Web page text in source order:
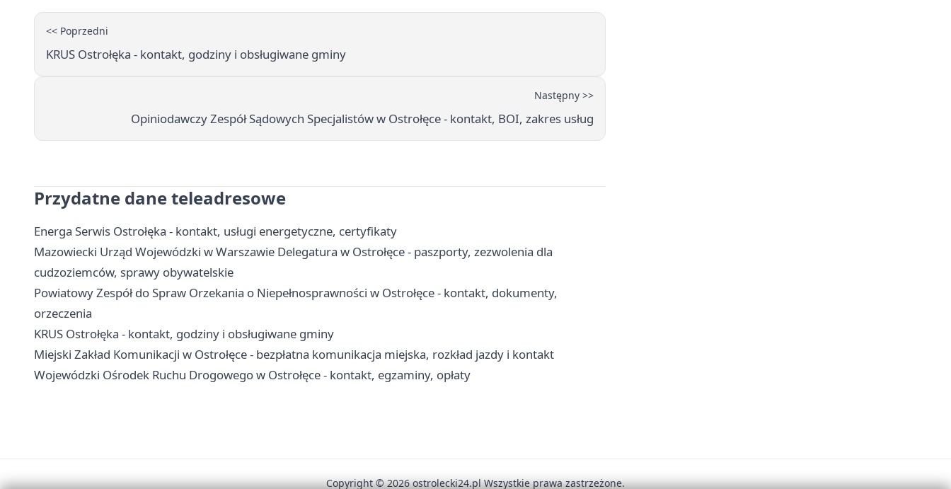
<< Poprzedni
KRUS Ostrołęka - kontakt, godziny i obsługiwane gminy
Następny >>
Opiniodawczy Zespół Sądowych Specjalistów w Ostrołęce - kontakt, BOI, zakres usług
Przydatne dane teleadresowe
Energa Serwis Ostrołęka - kontakt, usługi energetyczne, certyfikaty
Mazowiecki Urząd Wojewódzki w Warszawie Delegatura w Ostrołęce - paszporty, zezwolenia dla
cudzoziemców, sprawy obywatelskie
Powiatowy Zespół do Spraw Orzekania o Niepełnosprawności w Ostrołęce - kontakt, dokumenty,
orzeczenia
KRUS Ostrołęka - kontakt, godziny i obsługiwane gminy
Miejski Zakład Komunikacji w Ostrołęce - bezpłatna komunikacja miejska, rozkład jazdy i kontakt
Wojewódzki Ośrodek Ruchu Drogowego w Ostrołęce - kontakt, egzaminy, opłaty
Copyright © 2026 ostrolecki24.pl Wszystkie prawa zastrzeżone.